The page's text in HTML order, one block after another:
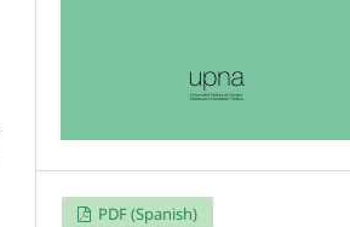
PDF (Spanish)